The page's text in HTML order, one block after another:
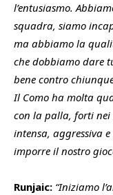
l’entusiasmo.
squadra, siamo
ma abbiamo la
che dobbiamo dare
bene contro
Il Como ha molta
con la palla, forti
intensa, aggressiva
imporre il nostro
Runjaic: “Iniziamo